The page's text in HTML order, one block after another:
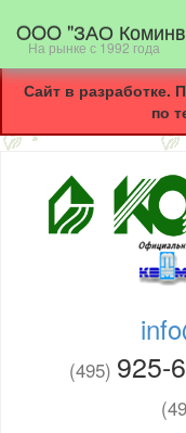
OOO "ЗАО
На рынке с 1992 года
Сайт в разработке.
по
(495) 925-